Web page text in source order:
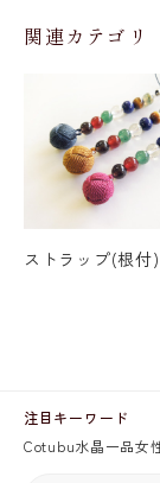
注目キーワード
Cotubu水晶一品女
関連カテゴリ
ストラップ(根付)